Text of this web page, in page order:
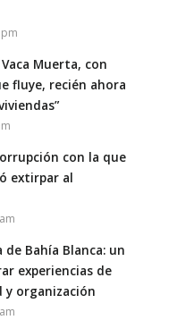
Muerta, con
fluye, recién ahora
con la que
extirpar al
Bahía Blanca: un
experiencias de
y organización